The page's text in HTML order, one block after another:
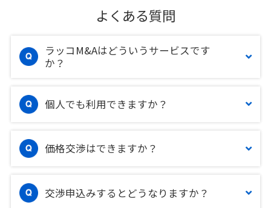
よくある質問
ラッコM&Aはどういうサービスです
か？
個人でも利用できますか？
価格交渉はできますか？
交渉申込みするとどうなりますか？